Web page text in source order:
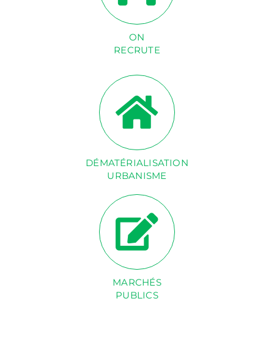
ON
RECRUTE
DÉMATÉRIALISATION
URBANISME
MARCHÉS
PUBLICS